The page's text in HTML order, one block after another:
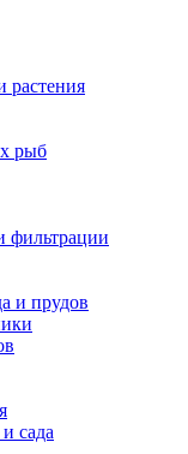
растения
рыб
фильтрации
и прудов
сада